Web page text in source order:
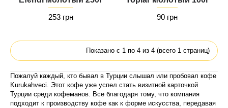
253 грн
90 грн
Показано с 1 по 4 из 4 (всего 1 страниц)
Пожалуй каждый, кто бывал в Турции слышал или пробовал кофе
Kurukahveci. Этот кофе уже успел стать визитной карточкой
Турции среди кофеманов. Все благодаря тому, что компания
подходит к производству кофе как к форме искусства, передавая